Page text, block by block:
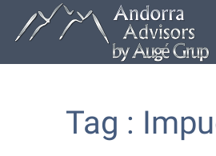
Tag :